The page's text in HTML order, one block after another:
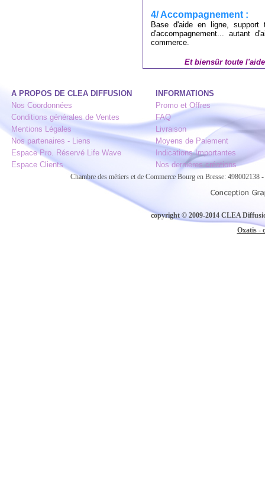
4/ Accompagnement :
Base d'aide en ligne, support
d'accompagnement... autant
commerce.
Et biensûr toute
A PROPOS DE CLEA DIFFUSION
INFORMATIONS
Nos Coordonnées
Promo et Offres
Conditions générales de Ventes
FAQ
Mentions Légales
Livraison
Nos partenaires - Liens
Moyens de Paiement
Espace Pro. Réservé Life Wave
Indications Importantes
Espace Clients
Nos dernières créations
Chambre des métiers et de Commerce Bourg en Bresse: 498002138
copyright © 2009-2014 CLEA
Oxatis -